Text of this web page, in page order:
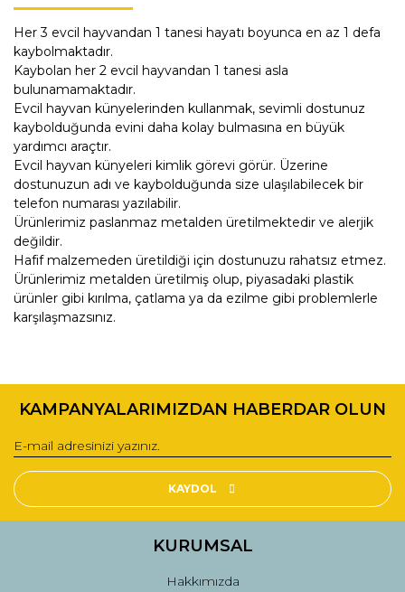
Her 3 evcil hayvandan 1 tanesi hayatı boyunca en az 1 defa
kaybolmaktadır.
Kaybolan her 2 evcil hayvandan 1 tanesi asla
bulunamamaktadır.
Evcil hayvan künyelerinden kullanmak, sevimli dostunuz
kaybolduğunda evini daha kolay bulmasına en büyük
yardımcı araçtır.
Evcil hayvan künyeleri kimlik görevi görür. Üzerine
dostunuzun adı ve kaybolduğunda size ulaşılabilecek bir
telefon numarası yazılabilir.
Ürünlerimiz paslanmaz metalden üretilmektedir ve alerjik
değildir.
Hafif malzemeden üretildiği için dostunuzu rahatsız etmez.
Ürünlerimiz metalden üretilmiş olup, piyasadaki plastik
ürünler gibi kırılma, çatlama ya da ezilme gibi problemlerle
karşılaşmazsınız.
konularda yetersiz gördüğünüz noktaları öneri formunu
Görüş ve önerileriniz için teşekkür ederiz.
Ürün resmi kalitesiz, bozuk veya görüntülenemiyor.
Ürün açıklamasında eksik bilgiler bulunuyor.
Ürün fiyatı diğer sitelerden daha pahalı.
KAMPANYALARIMIZDAN HABERDAR OLUN
KAYDOL
KURUMSAL
Hakkımızda